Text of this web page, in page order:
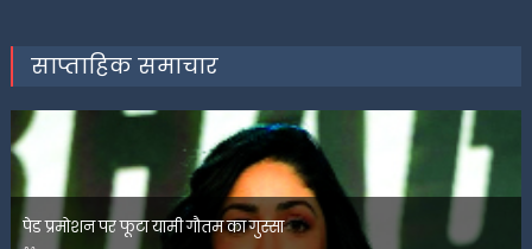
साप्ताहिक समाचार
पेड प्रमोशन पर फूटा यामी गौतम का गुस्सा